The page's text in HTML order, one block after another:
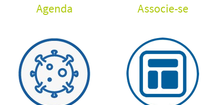
Agenda Associe-se